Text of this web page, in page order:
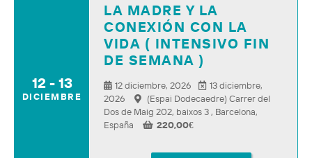
12 - 13
DICIEMBRE
LA MADRE Y LA
CONEXIÓN CON LA
VIDA ( INTENSIVO FIN
DE SEMANA )
12 diciembre, 2026
13 diciembre,
2026
(Espai Dodecaedre) Carrer del
Dos de Maig 202, baixos 3 , Barcelona,
España
220,00€